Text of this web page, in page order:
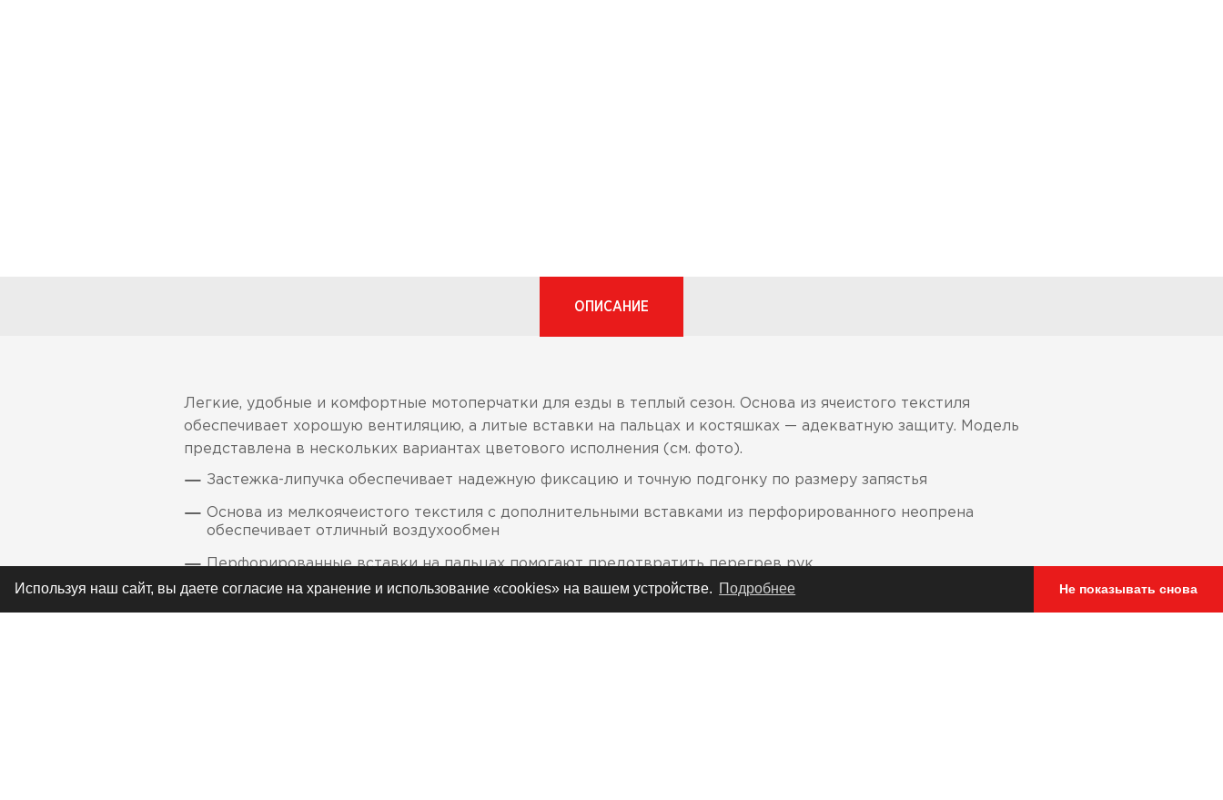
Используя наш сайт, вы даете согласие на хранение и использование «cookies» на вашем устройстве. Подробнее Не показывать снова
ОПИСАНИЕ
Легкие, удобные и комфортные мотоперчатки для езды в теплый сезон. Основа из ячеистого текстиля
обеспечивает хорошую вентиляцию, а литые вставки на пальцах и костяшках — адекватную защиту. Модель
представлена в нескольких вариантах цветового исполнения (см. фото).
Застежка-липучка обеспечивает надежную фиксацию и точную подгонку по размеру запястья
Основа из мелкоячеистого текстиля с дополнительными вставками из перфорированного неопрена
обеспечивает отличный воздухообмен
Перфорированные вставки на пальцах помогают предотвратить перегрев рук
Литые вставки на пальцах и в области кисти для дополнительной защиты